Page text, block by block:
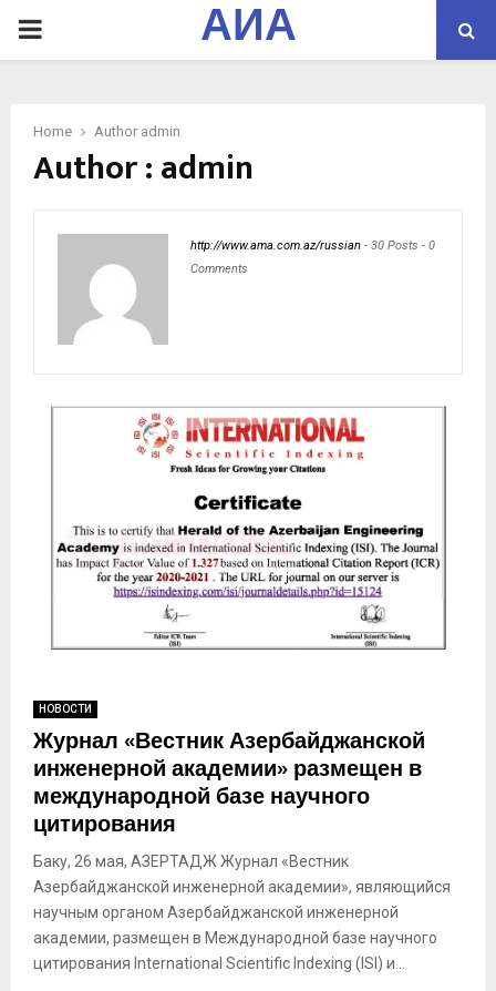
PRIMARY
АИА
Home Author admin
Author :admin
http://www.ama.com.az/russian - 30 Posts - 0
Comments
НОВОСТИ
Журнал «Вестник Азербайджанской
инженерной академии» размещен в
международной базе научного
цитирования
Баку, 26 мая, АЗЕРТАДЖ Журнал «Вестник
Азербайджанской инженерной академии», являющийся
научным органом Азербайджанской инженерной
академии, размещен в Международной базе научного
цитирования International Scientific Indexing (ISI) и...